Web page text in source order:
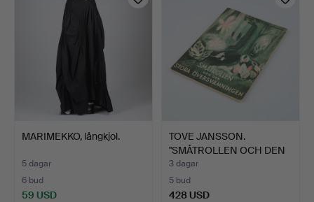
MARIMEKKO, långkjol.
5 dagar
6 bud
59 USD
TOVE JANSSON.
"SMÅTROLLEN OCH DEN
STORA ÖV…
3 dagar
5 bud
428 USD